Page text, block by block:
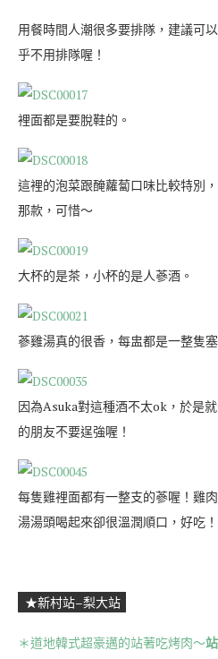
用餐時間人潮很多要排隊，建議可
乎不用排隊喔！
裡面都是要脫鞋的。
這裡的泡菜跟醃蘿蔔口味比較特別
那款，可惜～
大杯的是茶，小杯的是人蔘酒。
蔘雞湯真的很香，每盅都是一整隻
因為Asuka對這種酒不太ok，於是
的朋友不要逞強喔！
每隻雞裡面都有一整支的蔘喔！雞
湯湯頭喝起來卻很溫潤順口，好吃！
★新村站–梨大站
＊道地韓式超豪邁的站著吃烤肉～